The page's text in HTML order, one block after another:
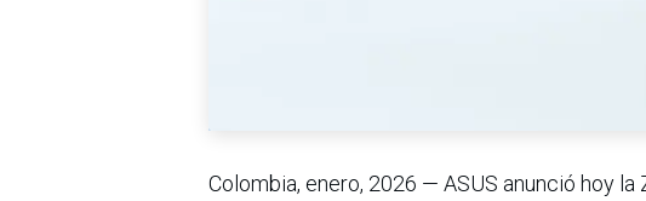
Colombia, enero, 2026 — ASUS anunció hoy